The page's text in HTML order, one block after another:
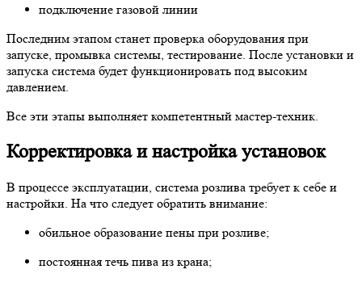
подключение газовой линии
Последним этапом станет проверка оборудования при
запуске, промывка системы, тестирование. После установки и
запуска система будет функционировать под высоким
давлением.
Все эти этапы выполняет компетентный мастер-техник.
Корректировка и настройка установок
В процессе эксплуатации, система розлива требует к себе и
настройки. На что следует обратить внимание:
обильное образование пены при розливе;
постоянная течь пива из крана;